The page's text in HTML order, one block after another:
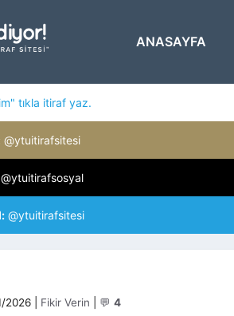
ANASAYFA
tıkla itiraf yaz.
@ytuitirafsitesi
@ytuitirafsosyal
@ytuitirafsitesi
2026 Kategoriler
Fikir Verin 💬 4